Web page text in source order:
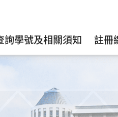
詢學號及相關須知 註冊